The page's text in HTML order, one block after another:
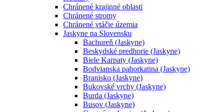
Chránené krajinné oblasti
Chránené stromy
Chránené vtáčie územia
Jaskyne na Slovensku
Bachureň (Jaskyne)
Beskydské predhorie (Jaskyne)
Biele Karpaty (Jaskyne)
Bodvianska pahorkatina (Jaskyne)
Branisko (Jaskyne)
Bukovské vrchy (Jaskyne)
Burda (Jaskyne)
Busov (Jaskyne)